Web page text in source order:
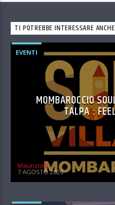
TI POTREBBE INTERESSARE ANCHE
EVENTI
MOMBAROCCIO
TALPA :
MaurizioB
7 AGOSTO 2026